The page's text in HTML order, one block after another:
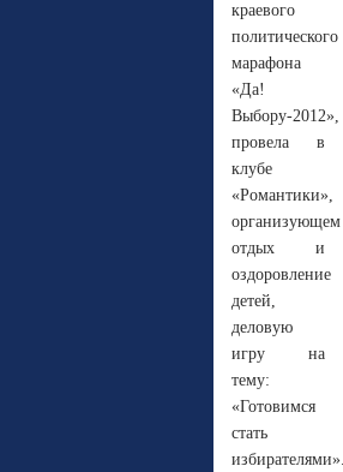
краевого
политического
марафона
«Да!
Выбору-2012»,
провела в
клубе
«Романтики»,
организующем
отдых и
оздоровление
детей,
деловую
игру на
тему:
«Готовимся
стать